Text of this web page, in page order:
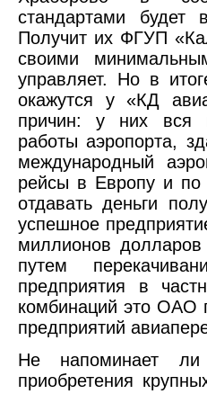
стандартами будет
Получит их ФГУП
своими
управляет. Но в
окажутся у «КД
причин: у них вся
работы аэропорта,
международный
рейсы в Европу и по
отдавать деньги
успешное
миллионов
путем
предприятия в
комбинаций это ОАО
предприятий
Не напоминает
приобретения